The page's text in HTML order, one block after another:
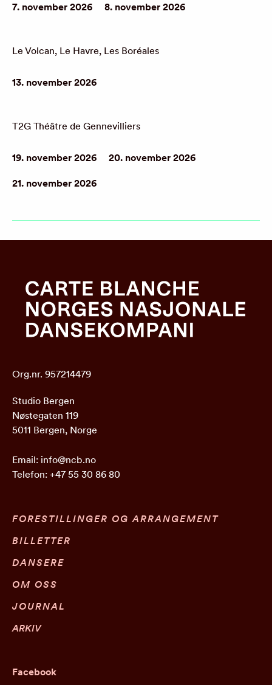
7. november 2026 8. november 2026
Le Volcan, Le Havre, Les Boréales
13. november 2026
T2G Théâtre de Gennevilliers
19. november 2026 20. november 2026
21. november 2026
Org.nr. 957214479
Studio Bergen
Nøstegaten 119
5011 Bergen, Norge
Email: info@ncb.no
Telefon: +47 55 30 86 80
FORESTILLINGER OG ARRANGEMENT
BILLETTER
DANSERE
OM OSS
JOURNAL
ARKIV
Facebook